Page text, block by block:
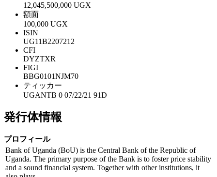
12,045,500,000 UGX
額面
100,000 UGX
ISIN
UG11B2207212
CFI
DYZTXR
FIGI
BBG0101NJM70
ティッカー
UGANTB 0 07/22/21 91D
発行体情報
プロフィール
Bank of Uganda (BoU) is the Central Bank of the Republic of
Uganda. The primary purpose of the Bank is to foster price stability
and a sound financial system. Together with other institutions, it